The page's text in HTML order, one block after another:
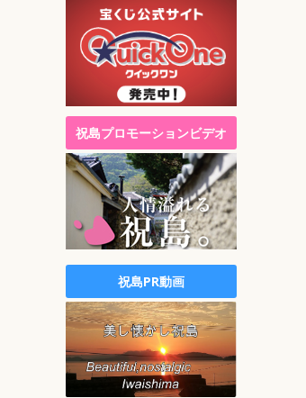
祝島プロモーションビデオ
祝島PR動画